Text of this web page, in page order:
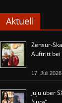
Aktuell
Zensur-
Auftritt bei
17. Juli 2026
Juju über